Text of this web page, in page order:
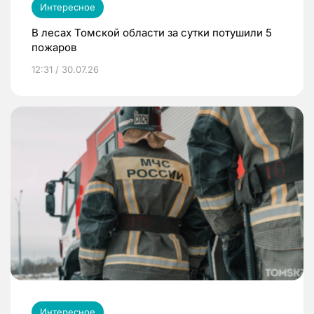
Интересное
В лесах Томской области за сутки потушили 5
пожаров
12:31 / 30.07.26